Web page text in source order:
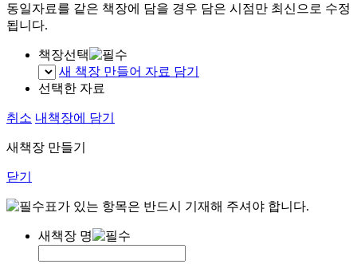
동일자료를 같은 책장에 담을 경우 담은 시점만 최신으로 수정
됩니다.
책장선택
새 책장 만들어 자료 담기
선택한 자료
취소 내책장에 담기
새책장 만들기
닫기
표가 있는 항목은 반드시 기재해 주셔야 합니다.
새책장 명